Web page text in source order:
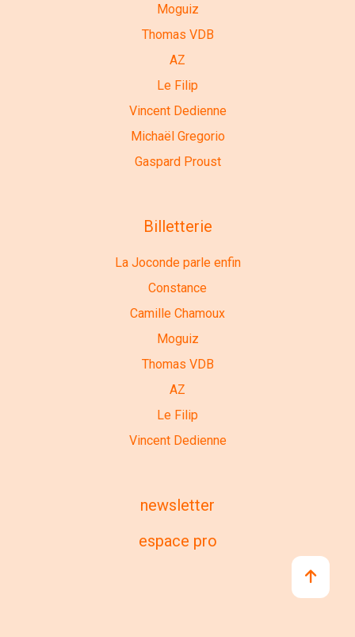
Moguiz
Thomas VDB
AZ
Le Filip
Vincent Dedienne
Michaël Gregorio
Gaspard Proust
Billetterie
La Joconde parle enfin
Constance
Camille Chamoux
Moguiz
Thomas VDB
AZ
Le Filip
Vincent Dedienne
newsletter
espace pro